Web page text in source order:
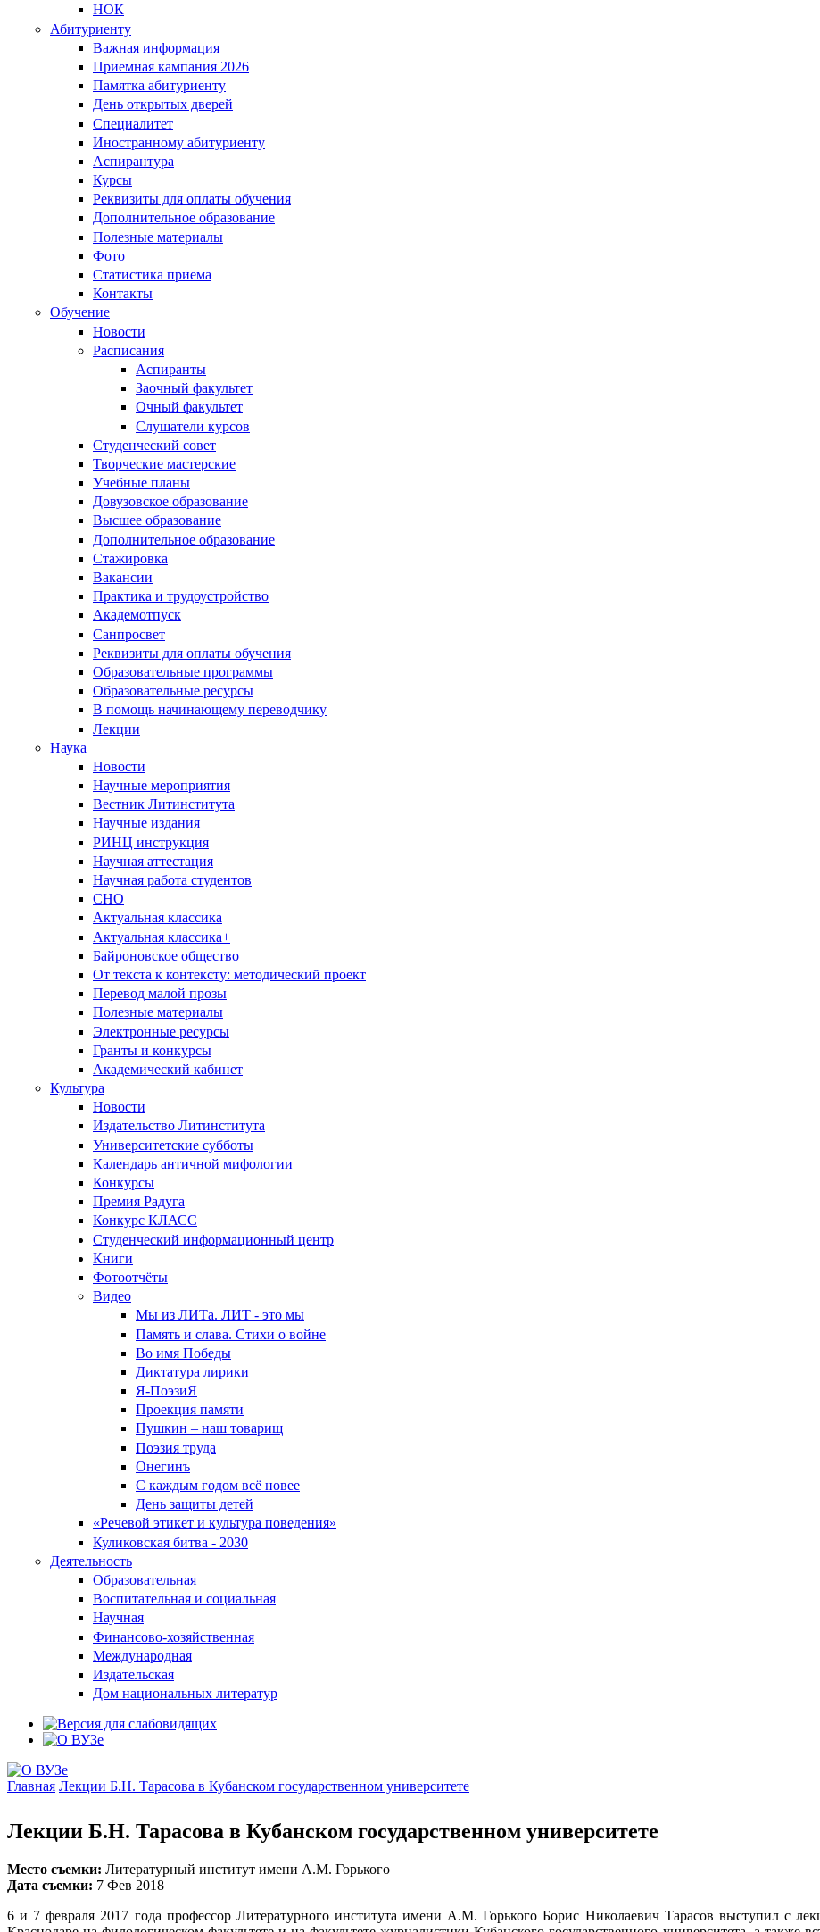
НОК
Абитуриенту
Важная информация
Приемная кампания 2026
Памятка абитуриенту
День открытых дверей
Специалитет
Иностранному абитуриенту
Аспирантура
Курсы
Реквизиты для оплаты обучения
Дополнительное образование
Полезные материалы
Фото
Статистика приема
Контакты
Обучение
Новости
Расписания
Аспиранты
Заочный факультет
Очный факультет
Слушатели курсов
Студенческий совет
Творческие мастерские
Учебные планы
Довузовское образование
Высшее образование
Дополнительное образование
Стажировка
Вакансии
Практика и трудоустройство
Академотпуск
Санпросвет
Реквизиты для оплаты обучения
Образовательные программы
Образовательные ресурсы
В помощь начинающему переводчику
Лекции
Наука
Новости
Научные мероприятия
Вестник Литинститута
Научные издания
РИНЦ инструкция
Научная аттестация
Научная работа студентов
СНО
Актуальная классика
Актуальная классика+
Байроновское общество
От текста к контексту: методический проект
Перевод малой прозы
Полезные материалы
Электронные ресурсы
Гранты и конкурсы
Академический кабинет
Культура
Новости
Издательство Литинститута
Университетские субботы
Календарь античной мифологии
Конкурсы
Премия Радуга
Конкурс КЛАСС
Студенческий информационный центр
Книги
Фотоотчёты
Видео
Мы из ЛИТа. ЛИТ - это мы
Память и слава. Стихи о войне
Во имя Победы
Диктатура лирики
Я-ПоэзиЯ
Проекция памяти
Пушкин – наш товарищ
Поэзия труда
Онегинъ
С каждым годом всё новее
День защиты детей
«Речевой этикет и культура поведения»
Куликовская битва - 2030
Деятельность
Образовательная
Воспитательная и социальная
Научная
Финансово-хозяйственная
Международная
Издательская
Дом национальных литератур
Главная Лекции Б.Н. Тарасова в Кубанском государственном университете
Лекции Б.Н. Тарасова в Кубанском государственном университете
Место съемки: Литературный институт имени А.М. Горького
Дата съемки: 7 Фев 2018
6 и 7 февраля 2017 года профессор Литературного института имени А.М. Горького Борис Николаевич Тарасов выступил с